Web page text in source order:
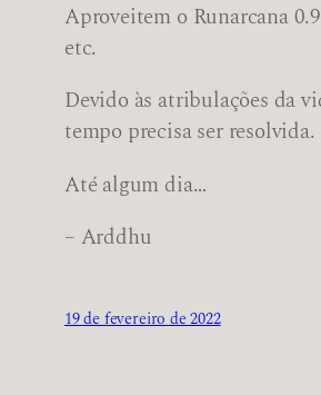
Aproveitem o Runarcana
etc.
Devido às atribulações da
tempo precisa ser resolvida.
Até algum dia…
– Arddhu
19 de fevereiro de 2022